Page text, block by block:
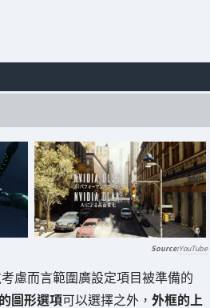
YouTube
慮而言範圍廣設定項目被準備的
圖形選項可以選擇之外， 外框的上